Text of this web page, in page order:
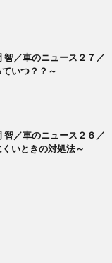
／車のニュース２７／
いつ？？～
／車のニュース２６／
くいときの対処法～